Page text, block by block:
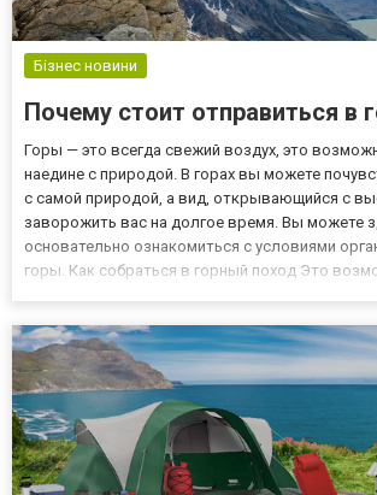
Бізнес новини
Почему стоит отправиться в
Горы — это всегда свежий воздух, это
наедине с природой. В горах вы можете
с самой природой, а вид, открывающийся с
заворожить вас на долгое время. Вы можете
основательно ознакомиться с условиями
горы. Как собраться в горный поход Это